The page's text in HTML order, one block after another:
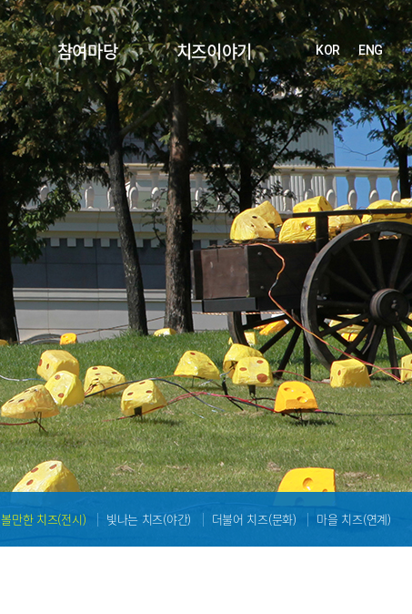
참여마당 치즈이야기 KOR ENG
볼만한 치즈(전시) 빛나는 치즈(야간) 더불어 치즈(문화) 마을 치즈(연계)